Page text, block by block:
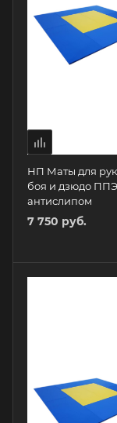
НП Маты для
боя и дзюдо
антислипом
7 750 руб.